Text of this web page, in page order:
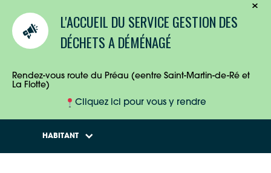
L'ACCUEIL DU SERVICE GESTION DES
DÉCHETS A DÉMÉNAGÉ
Rendez-vous route du Préau (eentre Saint-Martin-de-Ré et
La Flotte)
Cliquez ici pour vous y rendre
HABITANT
ENTREPRISES